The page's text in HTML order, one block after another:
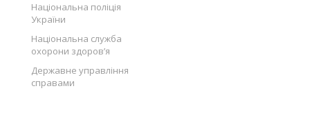
Національна поліція
України
Національна служба
охорони здоров’я
Державне управління
справами